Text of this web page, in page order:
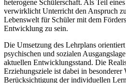
heterogene Schülerschaft. Als Teil
verwirklicht Unterricht den Anspruch
Lebenswelt für Schüler mit dem
Entwicklung zu sein.
Die Umsetzung des Lehrplans
psychischen und sozialen
aktuellen Entwicklungsstand. Die
Erziehungsziele ist dabei in besonderer
Berücksichtigung der individuellen